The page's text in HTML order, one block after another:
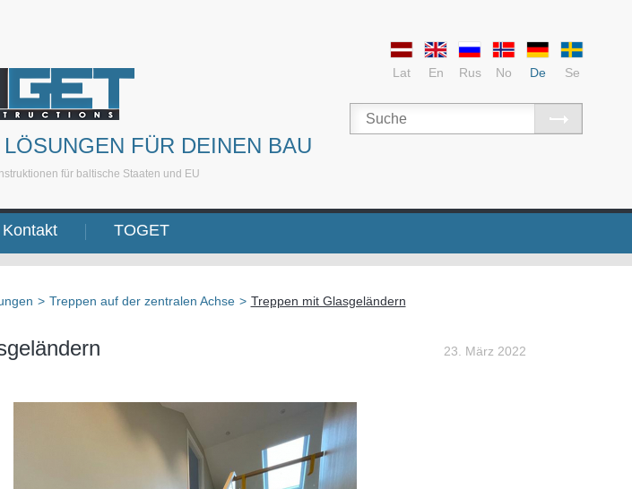
FÜR DEINEN BAU
für baltische Staaten und EU
Lat En Rus No De Se
Kontakt TOGET
> Treppen auf der zentralen Achse > Treppen mit Glasgeländern
23. März 2022